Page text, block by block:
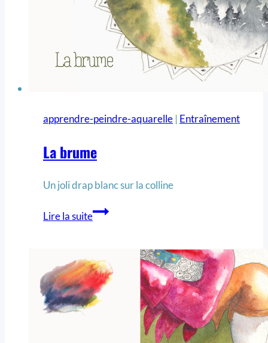
apprendre-peindre-aquarelle | Entraînement
La brume
Un joli drap blanc sur la colline
Lire la suite